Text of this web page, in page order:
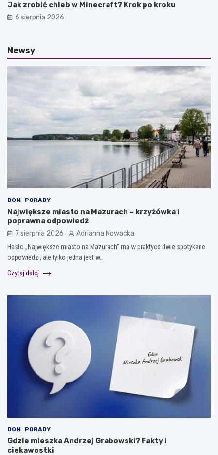
Jak zrobić chleb w Minecraft? Krok po kroku
6 sierpnia 2026
Newsy
DOM PORADY
Największe miasto na Mazurach – krzyżówka i
poprawna odpowiedź
7 sierpnia 2026 Adrianna Nowacka
Hasło „Największe miasto na Mazurach” ma w praktyce dwie spotykane
odpowiedzi, ale tylko jedna jest w…
Czytaj dalej
DOM PORADY
Gdzie mieszka Andrzej Grabowski? Fakty i
ciekawostki